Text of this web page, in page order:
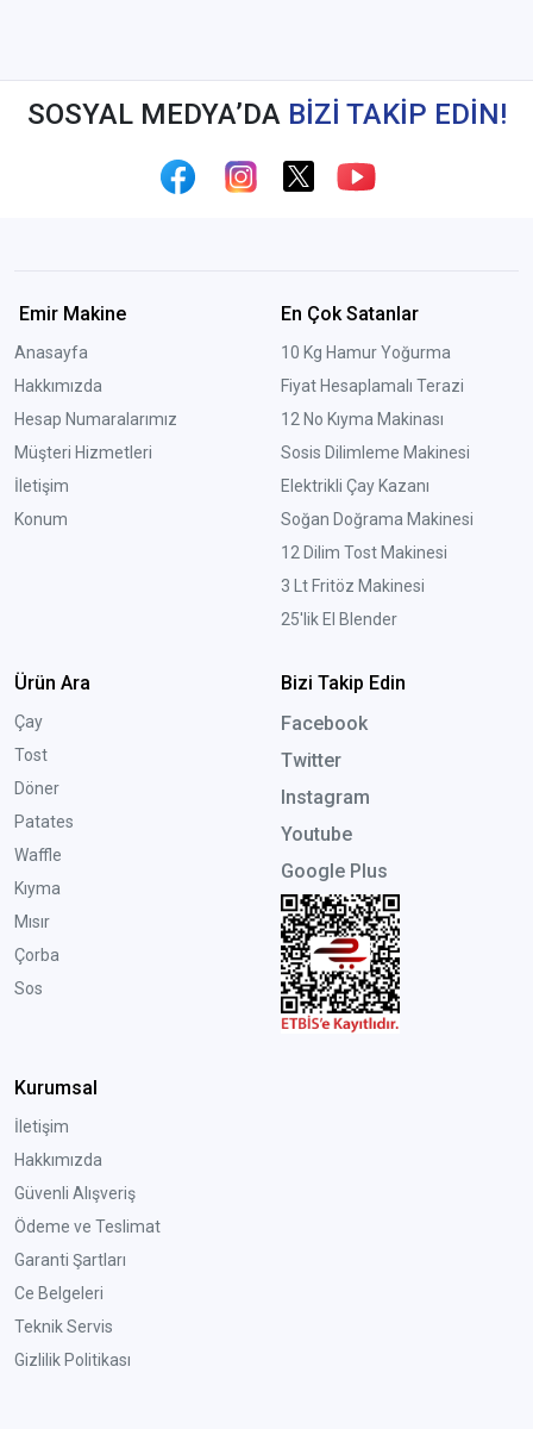
SOSYAL MEDYA’DA BİZİ TAKİP EDİN!
Emir Makine
Anasayfa
Hakkımızda
Hesap Numaralarımız
Müşteri Hizmetleri
İletişim
Konum
En Çok Satanlar
10 Kg Hamur Yoğurma
Fiyat Hesaplamalı Terazi
12 No Kıyma Makinası
Sosis Dilimleme Makinesi
Elektrikli Çay Kazanı
Soğan Doğrama Makinesi
12 Dilim Tost Makinesi
3 Lt Fritöz Makinesi
25'lik El Blender
Ürün Ara
Çay
Tost
Döner
Patates
Waffle
Kıyma
Mısır
Çorba
Sos
Bizi Takip Edin
Facebook
Twitter
Instagram
Youtube
Google Plus
Kurumsal
İletişim
Hakkımızda
Güvenli Alışveriş
Ödeme ve Teslimat
Garanti Şartları
Ce Belgeleri
Teknik Servis
Gizlilik Politikası